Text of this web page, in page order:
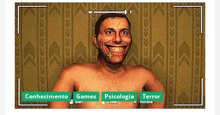
A
História
do
Jogo
que
Revolucionou
o
Terror
Psicológico
Conhecimento Games Psicologia Terror